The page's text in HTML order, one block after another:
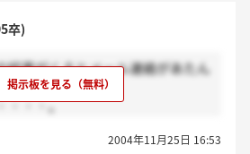
卒)
結果がくるとメール連絡があたん
・・・。
と思っていたのですが、2004年11月25日 16:53